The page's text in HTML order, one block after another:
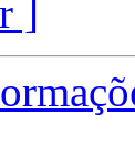
]